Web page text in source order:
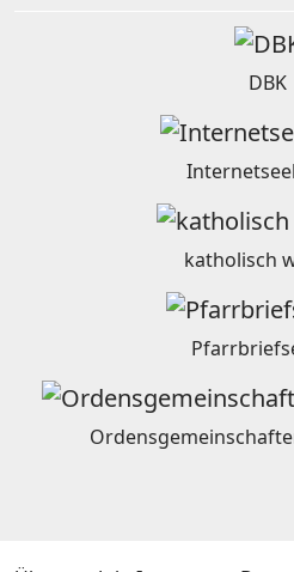
DBK
katholisch